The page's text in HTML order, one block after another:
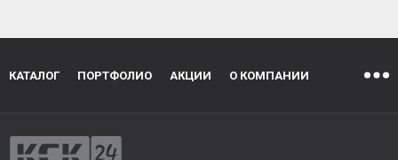
КАТАЛОГ ПОРТФОЛИО АКЦИИ О КОМПАНИИ